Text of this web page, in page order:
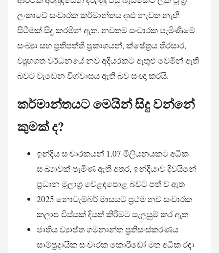
ලංකාවේ සංචාරක කර්මාන්තය දෘඪ නැවත නැඟී
සිටීමක් සිදු කරමින් ඇත. නවතම සංචාරක පැමිණීමේ
සංඛ්‍යා සහ ප්‍රතිපත්ති ප්‍රකාශයන්, ක්ෂේත්‍රය තිරසාර,
ව්‍යූහගත වර්ධනයේ නව අදියරකට ඇතුළු වෙමින් ඇති
බවට වැඩෙන විශ්වාසය ඇති බව සංඥා කරයි.
කර්මාන්තයට මෙයින් සිදු වන්නේ
කුමක් ද?
ඉන්දීය සංචාරකයන් 1.07 මිලියනයකට අධික
සංඛ්‍යාවක් පැමිණ ඇති අතර, ඉන්දියාව දිවයිනේ
ප්‍රධාන මූලාශ්‍ර වෙළඳපොළ බවට පත් ව ඇත
2025 නොවැම්බර් මාසයට ප්‍රථම නව සංචාරක
කලාප විස්සක් දියත් කිරීමට සැලසුම් කර ඇත
ජාතිය ව්‍යාප්ත ගමනාන්ත ප්‍රතිසංස්කරණය
සාම්ප්‍රදායික සංචාරක කොරිඩෝ මත අධික රඳා